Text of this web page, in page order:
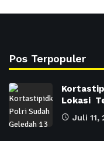
Pos Terpopuler
Lokasi
Juli 11,